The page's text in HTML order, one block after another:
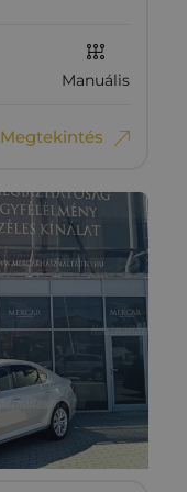
Manuális
Megtekintés